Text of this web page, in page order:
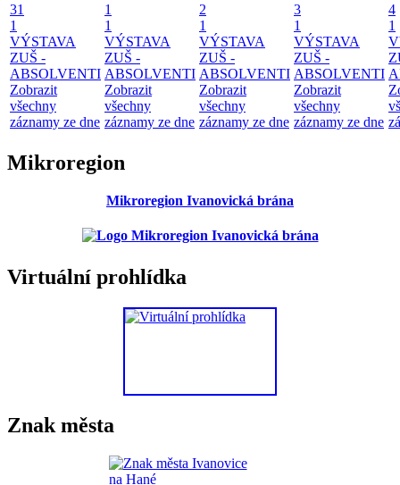
31
1
VÝSTAVA
ZUŠ -
ABSOLVENTI
Zobrazit
všechny
záznamy ze dne
1
1
VÝSTAVA
ZUŠ -
ABSOLVENTI
Zobrazit
všechny
záznamy ze dne
2
1
VÝSTAVA
ZUŠ -
ABSOLVENTI
Zobrazit
všechny
záznamy ze dne
3
1
VÝSTAVA
ZUŠ -
ABSOLVENTI
Zobrazit
všechny
záznamy ze dne
4
1
Mikroregion
Mikroregion Ivanovická brána
Virtuální prohlídka
Znak města